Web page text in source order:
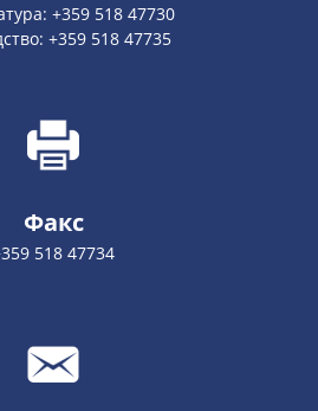
+359 518 47730
+359 518 47735
Факс
518 47734